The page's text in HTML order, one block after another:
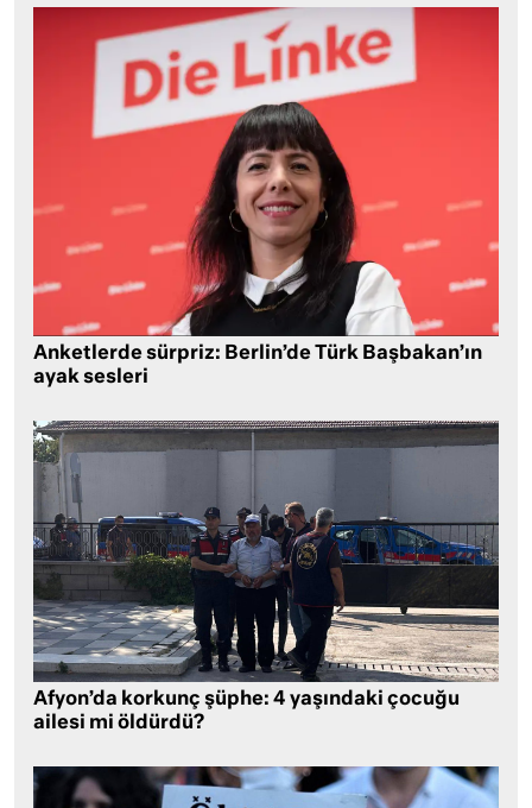
Anketlerde sürpriz: Berlin’de Türk Başbakan’ın
ayak sesleri
Afyon’da korkunç şüphe: 4 yaşındaki çocuğu
ailesi mi öldürdü?